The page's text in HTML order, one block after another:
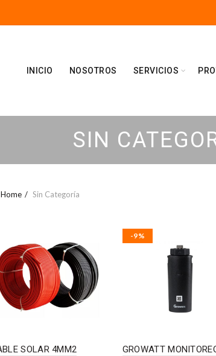
INICIO NOSOTROS SERVICIOS
SIN
Home Sin Categoría
SOLAR 4MM2
-9%
GROWATT